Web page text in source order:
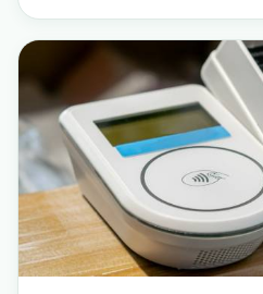
を交えながら、一つひとつ丁寧に
も、システム同士がうまくつなが
に同じ情報を何度も入力し直すと
す。例えば、受付で受け取った紙
子カルテに入力し直す。あるいは
行為を、会計のためにレセプトコ
もう一度入力する。こうした作業
に思えるかもしれません。しかし
者さんが訪れる現場では、この積
なり、スタッフの集中力を削いで
が、日次や月次の「締め処理」へ